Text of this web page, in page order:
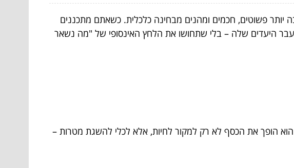
יותר פשוטים, חכמים ומהנים מבחינה כלכלית. כשאתם מתכננים
היעדים שלה – בלי שתחושו את הלחץ האינסופי של "מה נשאר
הופך את הכסף לא רק למקור לחיות, אלא לכלי להשגת מטרות –